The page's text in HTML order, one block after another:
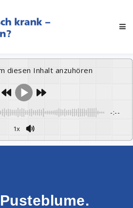
diesen Inhalt anzuhören
-:--
1x